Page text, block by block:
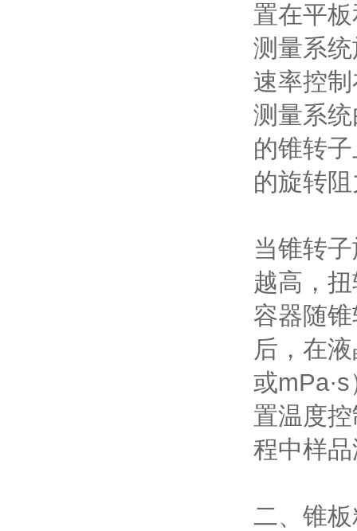
置在平
测量系
速率控
测量系
的锥转
的旋转
当锥转
越高，
容器随
后，在
或
置温度
程中样
二、锥